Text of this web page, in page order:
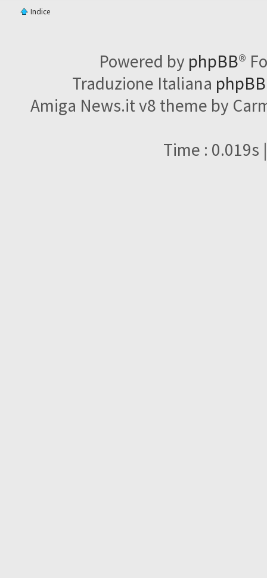
Indice
Powered by phpBB®
Traduzione Italiana
Amiga News.it v8 theme by
Time : 0.019s